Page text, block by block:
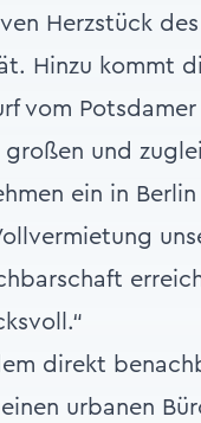
Herzstück
Hinzu kommt
vom
und
ein in
direkt
urbanen